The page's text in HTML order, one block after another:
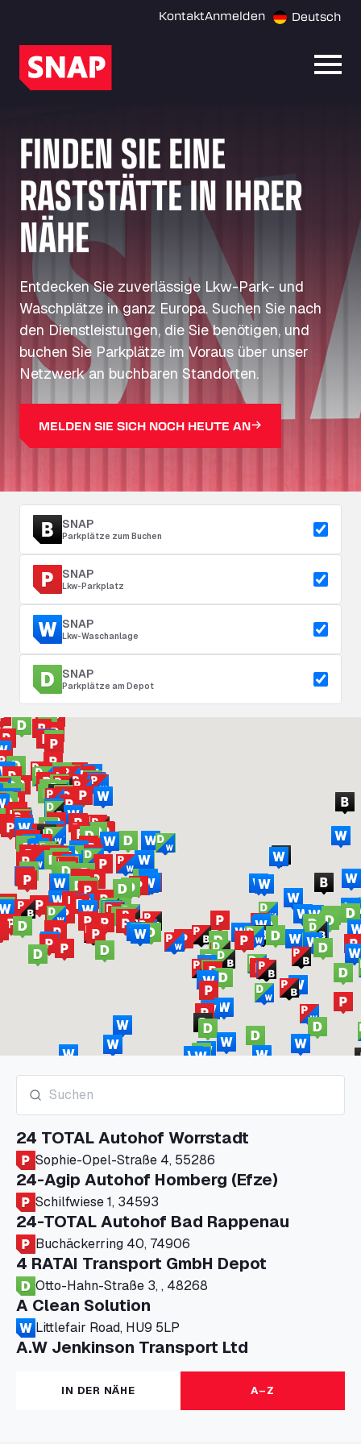
KontaktAnmelden Deutsch
FINDEN SIE EINE
RASTSTÄTTE IN IHRER
NÄHE
Entdecken Sie zuverlässige Lkw-Park- und
Waschplätze in ganz Europa. Suchen Sie nach
den Dienstleistungen, die Sie benötigen, und
buchen Sie Parkplätze im Voraus über unser
Netzwerk an buchbaren Standorten.
MELDEN SIE SICH NOCH HEUTE AN
SNAP
Parkplätze zum Buchen
SNAP
Lkw-Parkplatz
SNAP
Lkw-Waschanlage
SNAP
Parkplätze am Depot
24 TOTAL Autohof Worrstadt
Sophie-Opel-Straße 4, 55286
24-Agip Autohof Homberg (Efze)
Schilfwiese 1, 34593
24-TOTAL Autohof Bad Rappenau
Buchäckerring 40, 74906
4 RATAI Transport GmbH Depot
Otto-Hahn-Straße 3, , 48268
A Clean Solution
Littlefair Road, HU9 5LP
A.W Jenkinson Transport Ltd
Progress House, ME11 5GA
A+G Nettetal - Depot Parking
Am Panneschopp 7, 41334
IN DER NÄHE A–Z